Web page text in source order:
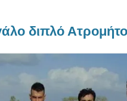
διπλό